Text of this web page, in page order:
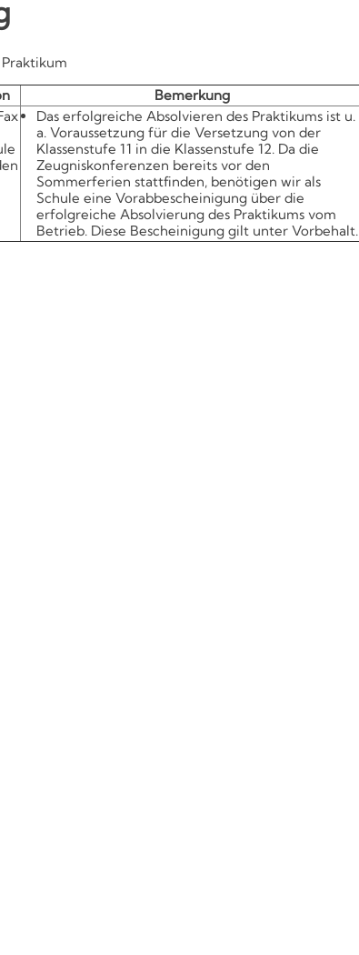
Bemerkung
Das erfolgreiche Absolvieren des Praktikums ist u.
a. Voraussetzung für die Versetzung von der
Klassenstufe 11 in die Klassenstufe 12. Da die
Zeugniskonferenzen bereits vor den
Sommerferien stattfinden, benötigen wir als
Schule eine Vorabbescheinigung über die
erfolgreiche Absolvierung des Praktikums vom
Betrieb. Diese Bescheinigung gilt unter Vorbehalt.